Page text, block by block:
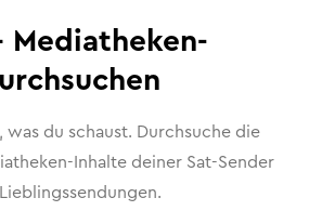
Mediatheken-
was du schaust. Durchsuche die
Inhalte deiner Sat-Sender